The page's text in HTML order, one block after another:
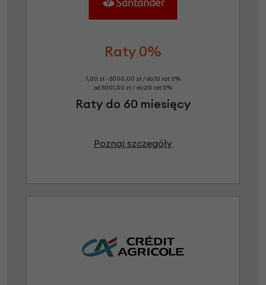
Raty 0%
1,00 zł - 5000,00 zł / do 10 rat 0%
od 5001,00 zł / do 20 rat 0%
Raty do 60 miesięcy
Poznaj szczegóły